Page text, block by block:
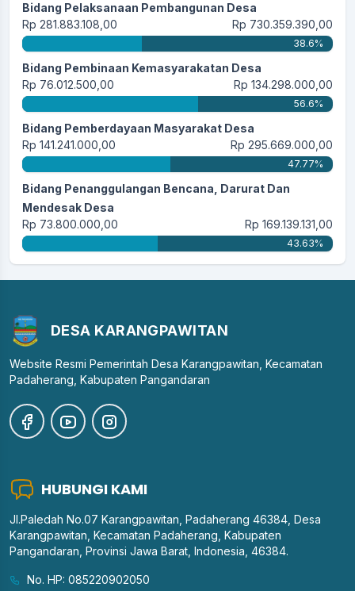
Bidang Pelaksanaan Pembangunan Desa
Rp 281.883.108,00
Rp 730.359.390,00
38.6%
Bidang Pembinaan Kemasyarakatan Desa
Rp 76.012.500,00
Rp 134.298.000,00
56.6%
Bidang Pemberdayaan Masyarakat Desa
Rp 141.241.000,00
Rp 295.669.000,00
47.77%
Bidang Penanggulangan Bencana, Darurat Dan
Mendesak Desa
Rp 73.800.000,00
Rp 169.139.131,00
43.63%
DESA KARANGPAWITAN
Website Resmi Pemerintah Desa Karangpawitan, Kecamatan
Padaherang, Kabupaten Pangandaran
HUBUNGI KAMI
Jl.Paledah No.07 Karangpawitan, Padaherang 46384, Desa
Karangpawitan, Kecamatan Padaherang, Kabupaten
Pangandaran, Provinsi Jawa Barat, Indonesia, 46384.
No. HP: 085220902050